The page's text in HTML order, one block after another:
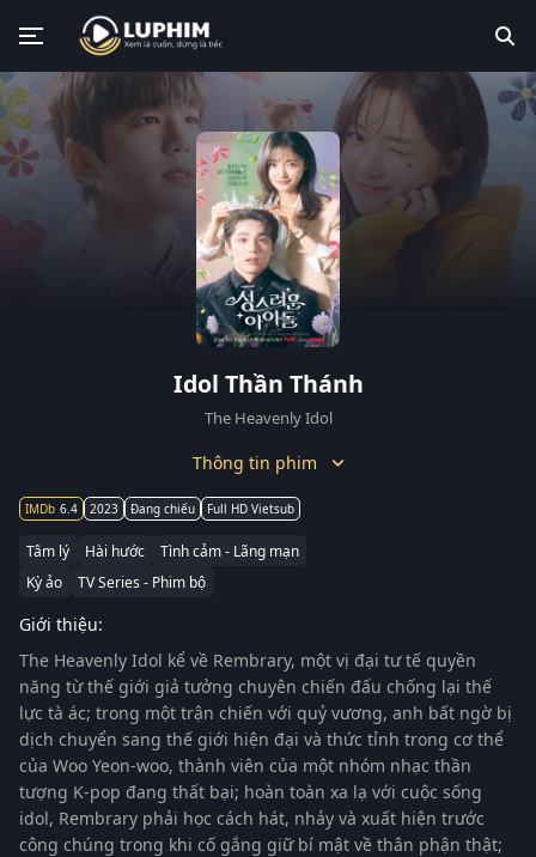
Idol Thần Thánh
The Heavenly Idol
Thông tin phim
6.4 2023 Đang chiếu Full HD Vietsub
Tâm lý Hài hước
Tình cảm - Lãng mạn
Kỳ ảo
TV Series - Phim bộ
Giới thiệu:
The Heavenly Idol kể về Rembrary, một vị đại tư tế quyền
năng từ thế giới giả tưởng chuyên chiến đấu chống lại thế
lực tà ác; trong một trận chiến với quỷ vương, anh bất ngờ bị
dịch chuyển sang thế giới hiện đại và thức tỉnh trong cơ thể
của Woo Yeon-woo, thành viên của một nhóm nhạc thần
tượng K-pop đang thất bại; hoàn toàn xa lạ với cuộc sống
idol, Rembrary phải học cách hát, nhảy và xuất hiện trước
công chúng trong khi cố gắng giữ bí mật về thân phận thật;